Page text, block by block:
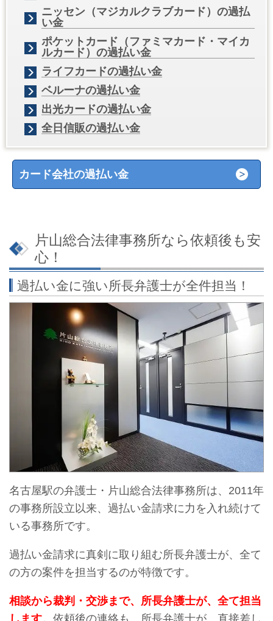
ニッセン（マジカルクラブカード）の過払
い金
ポケットカード（ファミマカード・マイカ
ルカード）の過払い金
ライフカードの過払い金
ベルーナの過払い金
出光カードの過払い金
全日信販の過払い金
カード会社の過払い金
片山総合法律事務所なら依頼後も安
心！
過払い金に強い所長弁護士が全件担当！
名古屋駅の弁護士・片山総合法律事務所は、2011年
の事務所設立以来、過払い金請求に力を入れ続けて
いる事務所です。
過払い金請求に真剣に取り組む所長弁護士が、全て
の方の案件を担当するのが特徴です。
相談から裁判・交渉まで、所長弁護士が、全て担当